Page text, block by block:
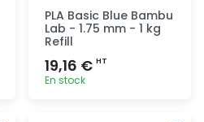
PLA Basic Blue Bambu
Lab - 1.75 mm - 1 kg
Refill
19,16 € HT
En stock